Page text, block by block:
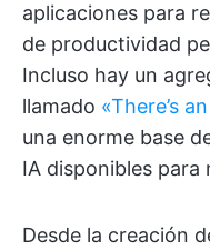
aplicaciones para
de productividad
Incluso hay un
llamado «There’s
una enorme base
IA disponibles para
Desde la creación